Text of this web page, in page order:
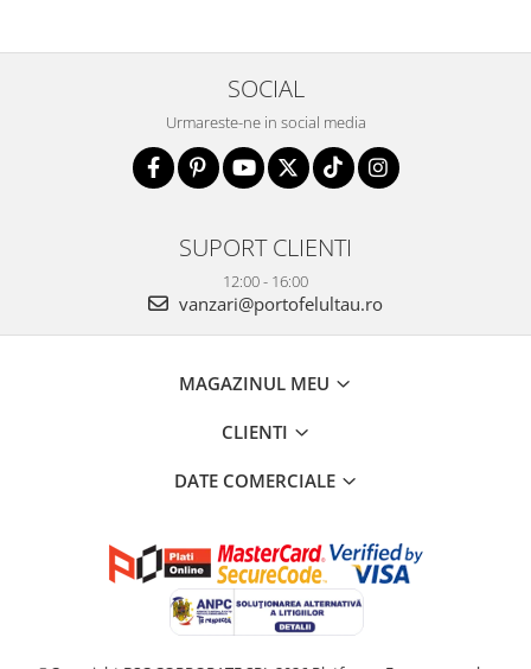
SOCIAL
Urmareste-ne in social media
SUPORT CLIENTI
12:00 - 16:00
vanzari@portofelultau.ro
MAGAZINUL MEU
CLIENTI
DATE COMERCIALE